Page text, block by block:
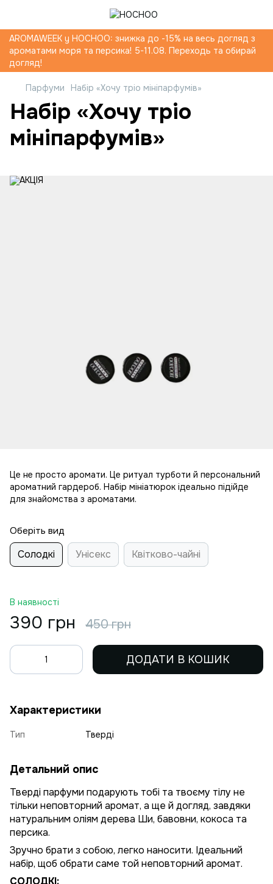
AROMAWEEK y HOCHOO: знижка до -15% на весь догляд з
ароматами моря та персика! 5-11.08. Переходь та обирай
догляд!
Парфуми Набір «Хочу тріо мініпарфумів»
Набір «Хочу тріо
мініпарфумів»
Це не просто аромати. Це ритуал турботи й персональний
ароматний гардероб. Набір мініатюрок ідеально підійде
для знайомства з ароматами.
Оберіть вид
Солодкі Унісекс Квітково-чайні
В наявності
390 грн 450 грн
ДОДАТИ В КОШИК
Характеристики
Тип Тверді
Детальний опис
Тверді парфуми подарують тобі та твоєму тілу не
тільки неповторний аромат, а ще й догляд, завдяки
натуральним оліям дерева Ши, бавовни, кокоса та
персика.
Зручно брати з собою, легко наносити. Ідеальний
набір, щоб обрати саме той неповторний аромат.
СОЛОДКІ: